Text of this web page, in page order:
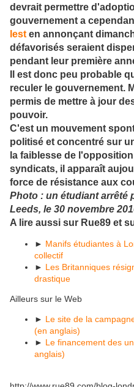
devrait permettre
gouvernement a
lest en annonçant
défavorisés seraient
pendant leur première
Il est donc peu probable
reculer le gouvernement.
permis de mettre à jour
pouvoir.
C'est un mouvement
politisé et concentré sur
la faiblesse de
syndicats, il apparaît
force de résistance aux
Photo : un étudiant arrêté
Leeds, le 30 novembre
A lire aussi sur Rue89 et
► Manifs étudiantes à
collectif
► Les Britanniques
drastique
Ailleurs sur le Web
► Le site de la
(en anglais)
► Le financement des
anglais)